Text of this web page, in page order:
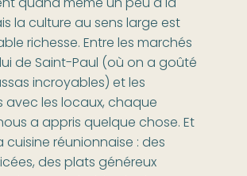
la culture au sens large est
richesse. Entre les marchés
de Saint-Paul (où on a goûté
incroyables) et les
avec les locaux, chaque
a appris quelque chose. Et
cuisine réunionnaise : des
des plats généreux